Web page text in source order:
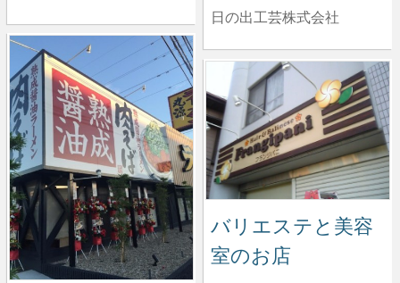
日の出工芸株式会社
バリエステと美容
室のお店